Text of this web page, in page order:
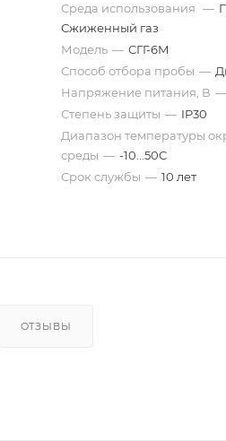
Среда использования —
Сжиженный газ
Модель — СГГ-6М
Способ отбора пробы —
Напряжение питания, В —
Степень защиты — IP30
Диапазон температуры
среды — -10...50С
Срок службы — 10 лет
ОТЗЫВЫ